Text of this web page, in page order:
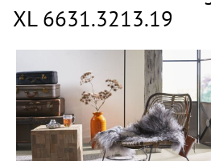
XL 6631.3213.19